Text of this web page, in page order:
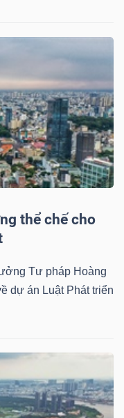
thể chế cho
Tư pháp Hoàng
dự án Luật Phát triển